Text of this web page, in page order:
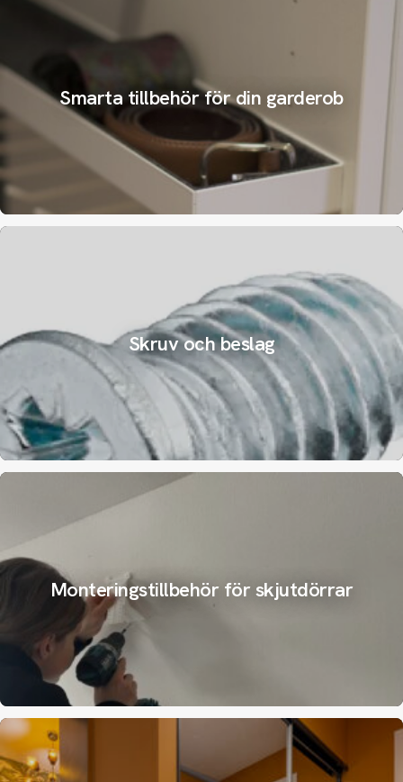
Smarta tillbehör för din garderob
Skruv och beslag
Monteringstillbehör för skjutdörrar